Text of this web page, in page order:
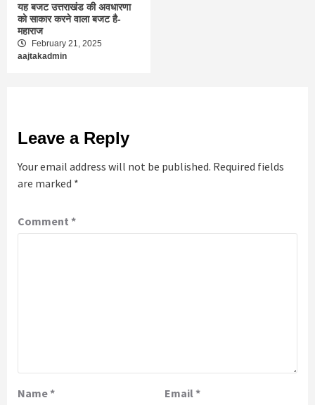
यह बजट उत्तराखंड की अवधारणा
को साकार करने वाला बजट है-
महाराज
February 21, 2025
aajtakadmin
Leave a Reply
Your email address will not be published. Required fields
are marked *
Comment *
Name* Email *